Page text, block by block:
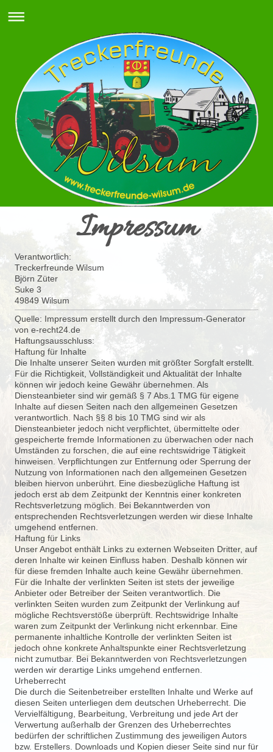
Impressum
Verantwortlich:
Treckerfreunde Wilsum
Björn Züter
Suke 3
49849 Wilsum
Quelle: Impressum erstellt durch den Impressum-Generator
von e-recht24.de
Haftungsausschluss:
Haftung für Inhalte
Die Inhalte unserer Seiten wurden mit größter Sorgfalt erstellt.
Für die Richtigkeit, Vollständigkeit und Aktualität der Inhalte
können wir jedoch keine Gewähr übernehmen. Als
Diensteanbieter sind wir gemäß § 7 Abs.1 TMG für eigene
Inhalte auf diesen Seiten nach den allgemeinen Gesetzen
verantwortlich. Nach §§ 8 bis 10 TMG sind wir als
Diensteanbieter jedoch nicht verpflichtet, übermittelte oder
gespeicherte fremde Informationen zu überwachen oder nach
Umständen zu forschen, die auf eine rechtswidrige Tätigkeit
hinweisen. Verpflichtungen zur Entfernung oder Sperrung der
Nutzung von Informationen nach den allgemeinen Gesetzen
bleiben hiervon unberührt. Eine diesbezügliche Haftung ist
jedoch erst ab dem Zeitpunkt der Kenntnis einer konkreten
Rechtsverletzung möglich. Bei Bekanntwerden von
entsprechenden Rechtsverletzungen werden wir diese Inhalte
umgehend entfernen.
Haftung für Links
Unser Angebot enthält Links zu externen Webseiten Dritter, auf
deren Inhalte wir keinen Einfluss haben. Deshalb können wir
für diese fremden Inhalte auch keine Gewähr übernehmen.
Für die Inhalte der verlinkten Seiten ist stets der jeweilige
Anbieter oder Betreiber der Seiten verantwortlich. Die
verlinkten Seiten wurden zum Zeitpunkt der Verlinkung auf
mögliche Rechtsverstöße überprüft. Rechtswidrige Inhalte
waren zum Zeitpunkt der Verlinkung nicht erkennbar. Eine
permanente inhaltliche Kontrolle der verlinkten Seiten ist
jedoch ohne konkrete Anhaltspunkte einer Rechtsverletzung
nicht zumutbar. Bei Bekanntwerden von Rechtsverletzungen
werden wir derartige Links umgehend entfernen.
Urheberrecht
Die durch die Seitenbetreiber erstellten Inhalte und Werke auf
diesen Seiten unterliegen dem deutschen Urheberrecht. Die
Vervielfältigung, Bearbeitung, Verbreitung und jede Art der
Verwertung außerhalb der Grenzen des Urheberrechtes
bedürfen der schriftlichen Zustimmung des jeweiligen Autors
bzw. Erstellers. Downloads und Kopien dieser Seite sind nur für